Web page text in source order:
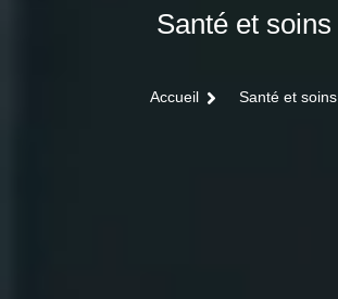
Santé et soins
Accueil Santé et soins